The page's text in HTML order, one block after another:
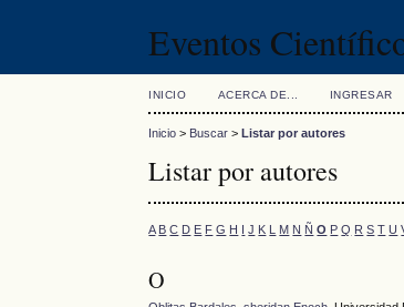
Eventos
INICIO ACERCA DE... INGRESAR
Inicio > Buscar >Listar por autores
Listar por autores
A B C D E F G H I J K L M N Ñ O P Q R S T U
O